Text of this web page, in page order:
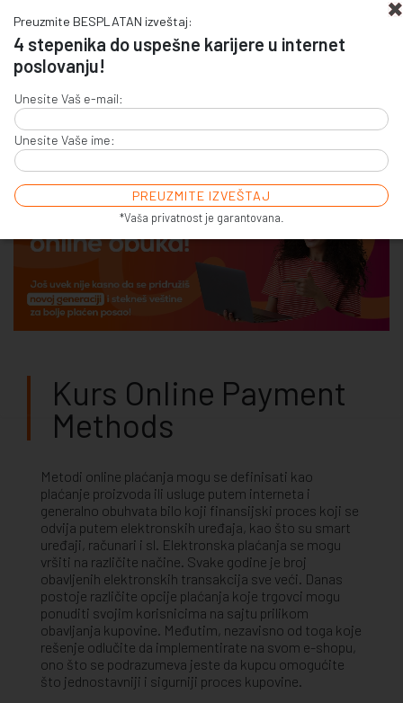
Preuzmite BESPLATAN izveštaj:
4 stepenika do uspešne karijere u internet
poslovanju!
Unesite Vaš e-mail:
Unesite Vaše ime:
*Vaša privatnost je garantovana.
+381 (0)11 7856 156
E-COMMERCE & SALES
ONLINE ADVERTISING
E-BUSINESS & E-MARKETING
Kurs Online Payment
Methods
Metodi online plaćanja mogu se definisati kao
plaćanje proizvoda ili usluge putem interneta i
generalno obuhvata bilo koji finansijski proces koji se
odvija putem elektronskih uređaja, kao što su smart
uređaji, računari i sl. Elektronska plaćanja se mogu
vršiti na različite načine. Svake godine je broj
obavljenih elektronskih transakcija sve veći. Danas
postoje različite opcije plaćanja koje trgovci mogu
ponuditi svojim korisnicima na sajtu prilikom
obavljanja kupovine. Međutim, nezavisno od toga koje
rešenje odlučite da implementirate na svom e-shopu,
ono što se podrazumeva jeste da kupcu omogućite
što jednostavniji i sigurniji proces kupovine.